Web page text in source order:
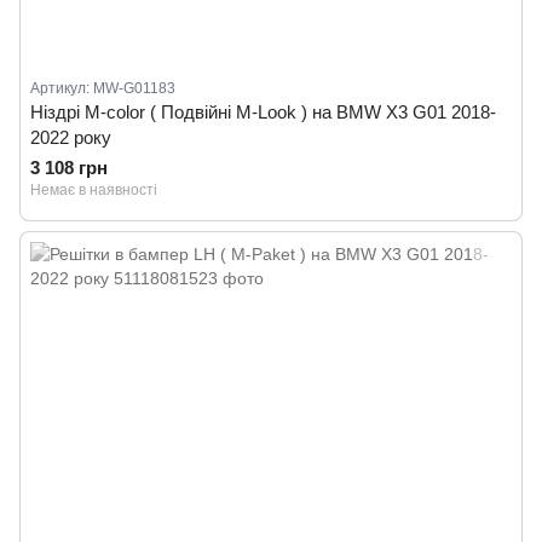
Артикул: MW-G01183
Ніздрі M-color ( Подвійні M-Look ) на BMW X3 G01 2018-
2022 року
3 108 грн
Немає в наявності